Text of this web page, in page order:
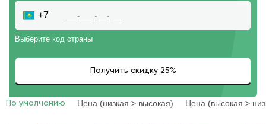
+7
Выберите код страны
По умолчанию Цена (низкая > высокая) Цена (высокая >